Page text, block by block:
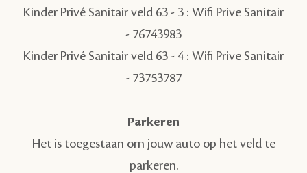
Kinder Privé Sanitair veld 63 - 3 : Wifi Prive Sanitair
- 76743983
Kinder Privé Sanitair veld 63 - 4 : Wifi Prive Sanitair
- 73753787
Parkeren
Het is toegestaan om jouw auto op het veld te
parkeren.